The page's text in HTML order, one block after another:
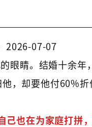
2026-07-07
眼睛。结婚十余
，却要他付60%
己也在为家庭打拼